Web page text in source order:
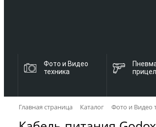
Фото и Видео
техника
Главная страница Каталог Фото и Видео